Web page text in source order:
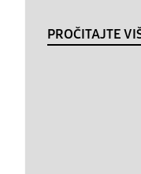
PROČITAJTE